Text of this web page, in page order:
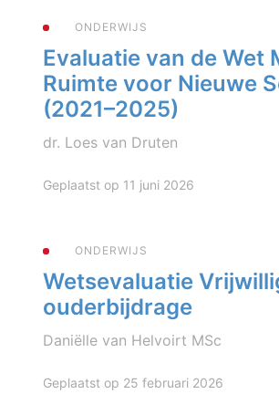
ONDERWIJS
Evaluatie van de Wet
Ruimte voor Nieuwe
(2021–2025)
dr. Loes van Druten
Geplaatst op 11 juni 2026
ONDERWIJS
Wetsevaluatie
ouderbijdrage
Daniëlle van Helvoirt MSc
Geplaatst op 25 februari 2026